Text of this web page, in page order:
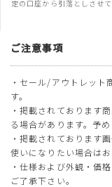
定の口座から引落としさせて
ご注意事項
・セール/アウトレット
す。
・掲載されております
る場合があります。予め
・掲載されております
使いになりたい場合は
・仕様および外観・価
ご了承下さい。